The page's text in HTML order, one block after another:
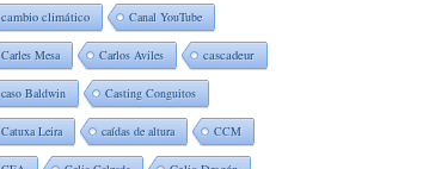
cambio climático Canal YouTube
Carles Mesa Carlos Aviles cascadeur
caso Baldwin Casting Conguitos
Catuxa Leira caídas de altura CCM